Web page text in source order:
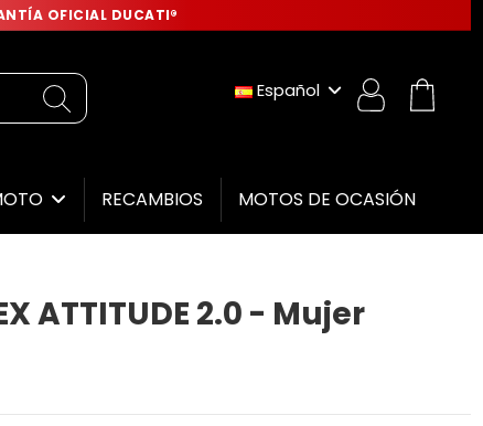
OFICIAL DUCATI®
Español
RECAMBIOS MOTOS DE OCASIÓN
ATTITUDE 2.0 - Mujer